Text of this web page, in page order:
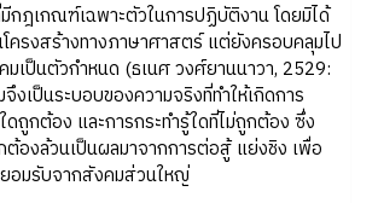
ฎเกณฑ์เฉพาะตัวในการปฏิบัติงาน โดยมิได้
ครงสร้างทางภาษาศาสตร์ แต่ยังครอบคลุมไป
เป็นตัวกำหนด (ธเนศ วงศ์ยานนาวา, 2529:
งเป็นระบอบของความจริงที่ทำให้เกิดการ
ดถูกต้อง และการกระทำรู้ใดที่ไม่ถูกต้อง ซึ่ง
องล้วนเป็นผลมาจากการต่อสู้ แย่งชิง เพื่อ
อมรับจากสังคมส่วนใหญ่